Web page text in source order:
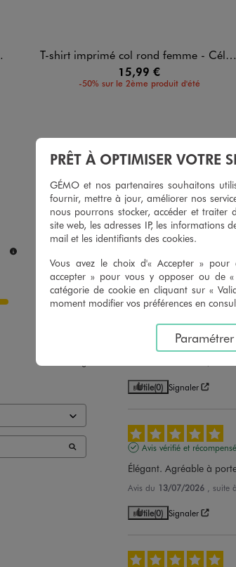
T-shirt imprimé col rond femme - Céline Dion
15,99 €
-50% sur le 2ème produit d'été
17
0
Avis vérifié et récompensé
Top
Avis du24/07/2026
Utile (0) Signaler
Avis vérifié et récompensé
J'aime beaucoup
Utile(0) Signaler
Avis vérifié et récompensé
Élégant. Agréable à
Avis du 13/07/2026 , suite
Utile(0) Signaler
PRÊT À OPTIMISER VOTRE
GÉMO et nos partenaires souhaitons
fournir, mettre à jour, améliorer nos
nous pourrons stocker, accéder et traiter
site web, les adresses IP, les informations
mail et les identifiants des cookies.
Vous avez le choix d'« Accepter »
accepter » pour vous y opposer ou de «
catégorie de cookie en cliquant sur «
moment modifier vos préférences en
Paramétrer